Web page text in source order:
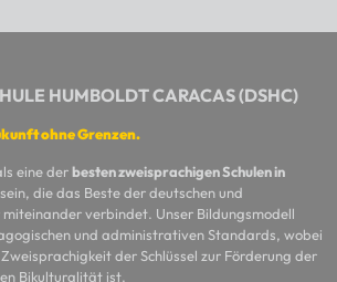
HUMBOLDT CARACAS (DSHC)
ohne Grenzen.
eine derbesten zweisprachigen Schulen in
die das Beste der deutschen und
miteinander verbindet. Unser Bildungsmodell
und administrativen Standards, wobei
der Schlüssel zur Förderung der
Bikulturalität ist.